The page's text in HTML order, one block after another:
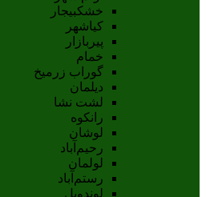
خشکبیجار
کیاشهر
پیربازار
خمام
گوراب زرمیخ
دیلمان
لشت نشا
رانکوه
لوشان
رحیم‌آباد
لولمان
رستم‌آباد
لوندویل